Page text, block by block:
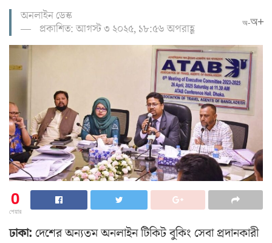
অনলাইন ডেস্ক
প্রকাশিত: আগস্ট ৩ ২০২৫, ১৮:৫৬ অপরাহ্ণ
অ-অ+
0
শেয়ার
ঢাকা: দেশের অন্যতম অনলাইন টিকিট বুকিং সেবা প্রদানকারী